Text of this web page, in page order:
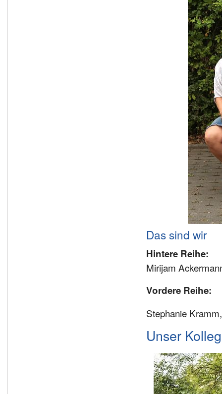
Das sind wir
Hintere Reihe:
Mirijam
Vordere Reihe:
Stephanie
Unser